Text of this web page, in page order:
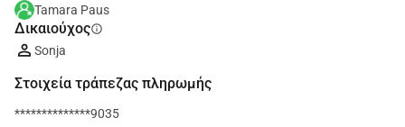
Tamara Paus
Δικαιούχοςinfo
Sonja
Στοιχεία τράπεζας πληρωμής
**************9035